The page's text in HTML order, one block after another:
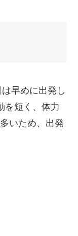
早めに出発し
を短く、体力
いため、出発